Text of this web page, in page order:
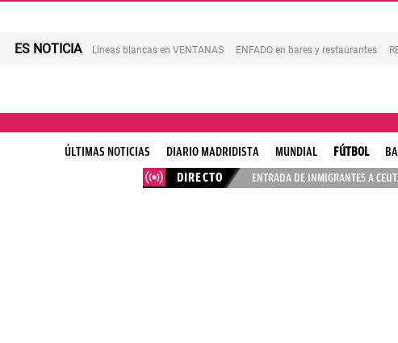
ES NOTICIA Líneas blancas en VENTANAS ENFADO en bares y restaurantes
ÚLTIMAS NOTICIAS DIARIO MADRIDISTA MUNDIAL FÚTBOL
DIRECTO
ENTRADA DE INMIGRANTES A